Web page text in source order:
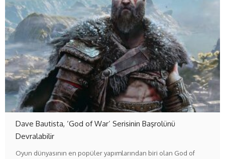
Dave Bautista, ‘God of War’ Serisinin Başrolünü
Devralabilir
Oyun dünyasının en popüler yapımlarından biri olan God of